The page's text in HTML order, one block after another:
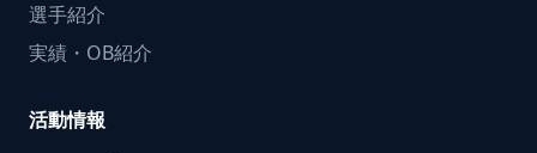
選手紹介
実績・OB紹介
活動情報